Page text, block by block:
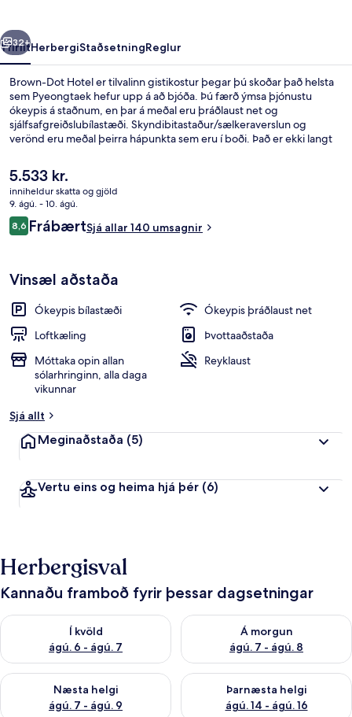
Næsta
32+
YfirlitHerbergiStaðsetningReglur
Brown-Dot Hotel er tilvalinn gistikostur þegar þú skoðar það helsta
sem Pyeongtaek hefur upp á að bjóða. Þú færð ýmsa þjónustu
ókeypis á staðnum, en þar á meðal eru þráðlaust net og
sjálfsafgreiðslubílastæði. Skyndibitastaður/sælkeraverslun og
verönd eru meðal þeirra hápunkta sem eru í boði. Það er ekki langt
er í 13 mínútna göngufjarlægð.
Núverandi
verð
er
5.533 kr.
5.533 kr.
inniheldur skatta og gjöld
9. ágú. - 10. ágú.
Umsagnir
8,68,6 af 10
FrábærtSjá allar 140 umsagnir
Vinsæl aðstaða
Ókeypis bílastæði
Ókeypis þráðlaust net
Loftkæling
Þvottaaðstaða
Móttaka opin allan
sólarhringinn, alla daga
vikunnar
Reyklaust
Sjá allt
Meginaðstaða (5)
Vertu eins og heima hjá þér (6)
Herbergisval
Kannaðu framboð fyrir þessar dagsetningar
Í kvöld
ágú. 6 - ágú. 7
Athuga framboð í kvöld ágú. 6 - ágú. 7
Á morgun
ágú. 7 - ágú. 8
Athuga framboð á morgun
Næsta helgi
ágú. 7 - ágú. 9
Athuga framboð næstu helgi ágú. 7 - ágú. 9
Þarnæsta helgi
ágú. 14 - ágú. 16
Athuga framboð þarnæstu